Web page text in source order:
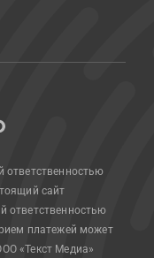
ответственностью
сайт
ответственностью
платежей может
«Текст Медиа»